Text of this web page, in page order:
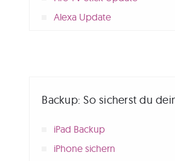
Alexa Update
Backup: So sicherst du
iPad Backup
iPhone sichern